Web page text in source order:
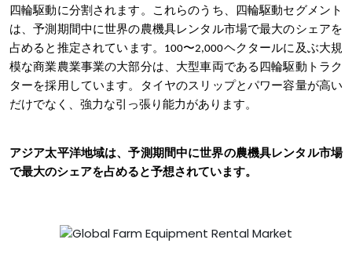
四輪駆動に分割されます。これらのうち、四輪駆動セグメント
は、予測期間中に世界の農機具レンタル市場で最大のシェアを
占めると推定されています。100〜2,000ヘクタールに及ぶ大規
模な商業農業事業の大部分は、大型車両である四輪駆動トラク
ターを採用しています。タイヤのスリップとパワー容量が高い
だけでなく、強力な引っ張り能力があります。
アジア太平洋地域は、予測期間中に世界の農機具レンタル市場
で最大のシェアを占めると予想されています。